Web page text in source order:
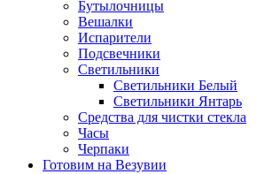
Бутылочницы
Вешалки
Испарители
Подсвечники
Светильники
Светильники Белый
Светильники Янтарь
Средства для чистки стекла
Часы
Черпаки
Готовим на Везувии